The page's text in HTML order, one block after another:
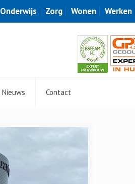
Onderwijs Zorg Wonen Werken
Nieuws Contact